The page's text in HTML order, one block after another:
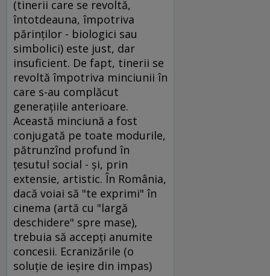
(tinerii care se revoltă,
întotdeauna, împotriva
părinţilor - biologici sau
simbolici) este just, dar
insuficient. De fapt, tinerii se
revoltă împotriva minciunii în
care s-au complăcut
generaţiile anterioare.
Această minciună a fost
conjugată pe toate modurile,
pătrunzînd profund în
ţesutul social - şi, prin
extensie, artistic. În România,
dacă voiai să "te exprimi" în
cinema (artă cu "largă
deschidere" spre mase),
trebuia să accepţi anumite
concesii. Ecranizările (o
soluţie de ieşire din impas)